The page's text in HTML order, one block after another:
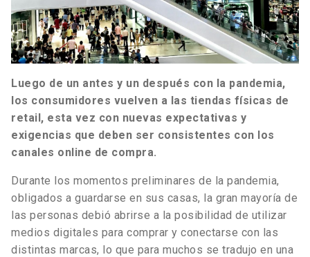
Luego de un antes y un después con la pandemia,
los consumidores vuelven a las tiendas físicas de
retail, esta vez con nuevas expectativas y
exigencias que deben ser consistentes con los
canales online de compra.
Durante los momentos preliminares de la pandemia,
obligados a guardarse en sus casas, la gran mayoría de
las personas debió abrirse a la posibilidad de utilizar
medios digitales para comprar y conectarse con las
distintas marcas, lo que para muchos se tradujo en una